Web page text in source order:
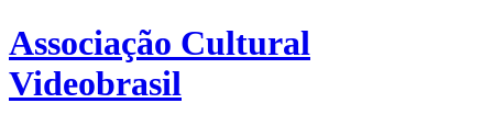
Associação Cultural
Videobrasil